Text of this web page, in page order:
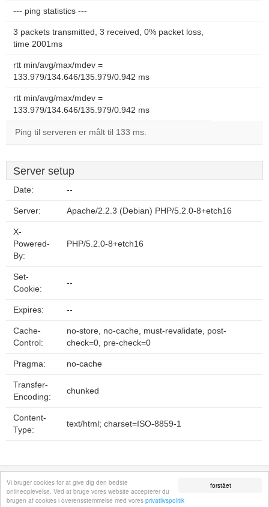
forstået
Vi bruger cookies for at give dig den bedste
onlineoplevelse. Ved at bruge vores website accepterer du
brugen af cookies i overensstemmelse med vores privatlivspolitik
--- ping statistics ---
3 packets transmitted, 3 received, 0% packet loss,
time 2001ms
rtt min/avg/max/mdev =
133.979/134.646/135.979/0.942 ms
rtt min/avg/max/mdev =
133.979/134.646/135.979/0.942 ms
Ping til serveren er målt til 133 ms.
Server setup
Date: --
Server: Apache/2.2.3 (Debian) PHP/5.2.0-8+etch16
X-
Powered-
By:
PHP/5.2.0-8+etch16
Set-
Cookie:
--
Expires: --
Cache-
Control:
no-store, no-cache, must-revalidate, post-
check=0, pre-check=0
Pragma: no-cache
Transfer-
Encoding:
chunked
Content-
Type:
text/html; charset=ISO-8859-1